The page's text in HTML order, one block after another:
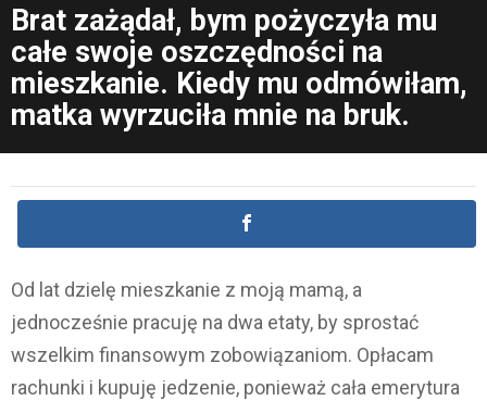
Brat zażądał, bym pożyczyła mu
całe swoje oszczędności na
mieszkanie. Kiedy mu odmówiłam,
matka wyrzuciła mnie na bruk.
Od lat dzielę mieszkanie z moją mamą, a
jednocześnie pracuję na dwa etaty, by sprostać
wszelkim finansowym zobowiązaniom. Opłacam
rachunki i kupuję jedzenie, ponieważ cała emerytura